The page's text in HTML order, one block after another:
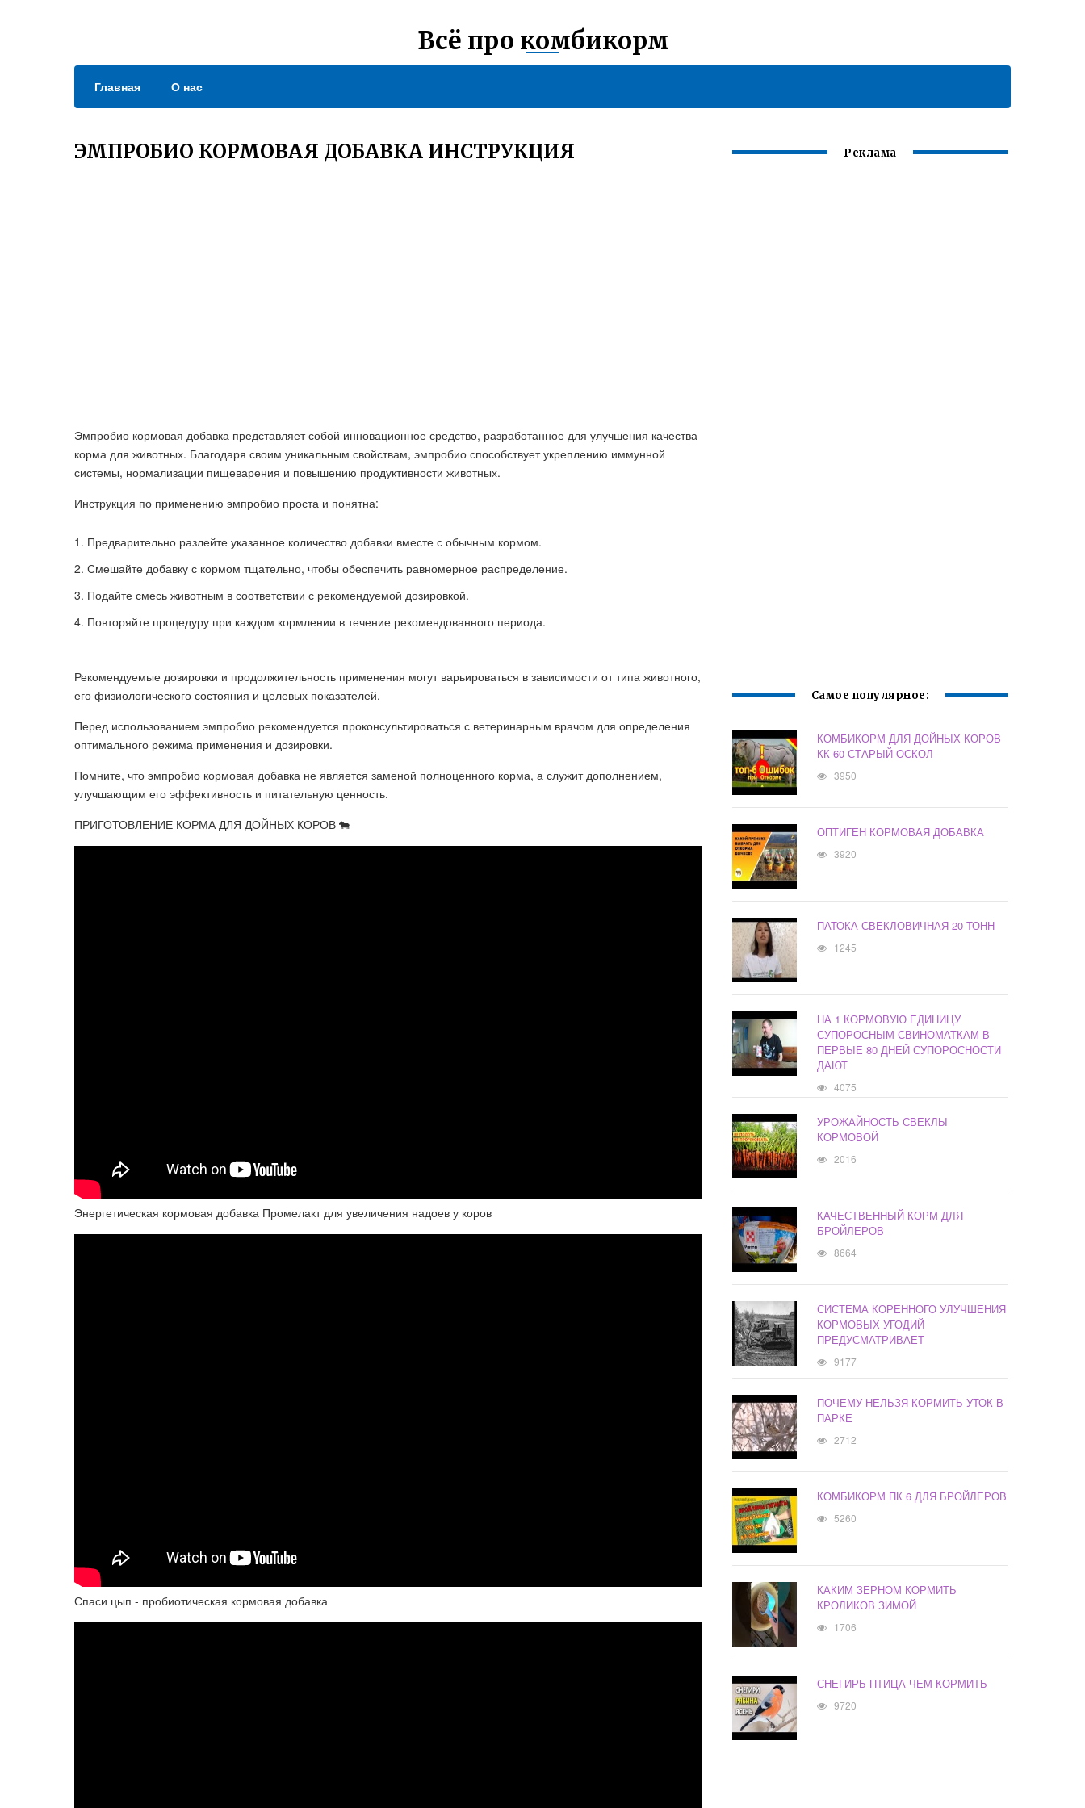
Всё про комбикорм
Главная О нас
ЭМПРОБИО КОРМОВАЯ ДОБАВКА ИНСТРУКЦИЯ
Эмпробио кормовая добавка представляет собой инновационное средство, разработанное для улучшения качества
корма для животных. Благодаря своим уникальным свойствам, эмпробио способствует укреплению иммунной
системы, нормализации пищеварения и повышению продуктивности животных.
Инструкция по применению эмпробио проста и понятна:
Предварительно разлейте указанное количество добавки вместе с обычным кормом.
Смешайте добавку с кормом тщательно, чтобы обеспечить равномерное распределение.
Подайте смесь животным в соответствии с рекомендуемой дозировкой.
Повторяйте процедуру при каждом кормлении в течение рекомендованного периода.
Рекомендуемые дозировки и продолжительность применения могут варьироваться в зависимости от типа животного,
его физиологического состояния и целевых показателей.
Перед использованием эмпробио рекомендуется проконсультироваться с ветеринарным врачом для определения
оптимального режима применения и дозировки.
Помните, что эмпробио кормовая добавка не является заменой полноценного корма, а служит дополнением,
улучшающим его эффективность и питательную ценность.
ПРИГОТОВЛЕНИЕ КОРМА ДЛЯ ДОЙНЫХ КОРОВ 🐄
Энергетическая кормовая добавка Промелакт для увеличения надоев у коров
Спаси цып - пробиотическая кормовая добавка
Реклама
Самое популярное:
КОМБИКОРМ ДЛЯ ДОЙНЫХ КОРОВ
КК-60 СТАРЫЙ ОСКОЛ
3950
ОПТИГЕН КОРМОВАЯ ДОБАВКА
3920
ПАТОКА СВЕКЛОВИЧНАЯ 20 ТОНН
1245
НА 1 КОРМОВУЮ ЕДИНИЦУ
СУПОРОСНЫМ СВИНОМАТКАМ В
ПЕРВЫЕ 80 ДНЕЙ СУПОРОСНОСТИ
ДАЮТ
4075
УРОЖАЙНОСТЬ СВЕКЛЫ
КОРМОВОЙ
2016
КАЧЕСТВЕННЫЙ КОРМ ДЛЯ
БРОЙЛЕРОВ
8664
СИСТЕМА КОРЕННОГО УЛУЧШЕНИЯ
КОРМОВЫХ УГОДИЙ
ПРЕДУСМАТРИВАЕТ
9177
ПОЧЕМУ НЕЛЬЗЯ КОРМИТЬ УТОК В
ПАРКЕ
2712
КОМБИКОРМ ПК 6 ДЛЯ БРОЙЛЕРОВ
5260
КАКИМ ЗЕРНОМ КОРМИТЬ
КРОЛИКОВ ЗИМОЙ
1706
СНЕГИРЬ ПТИЦА ЧЕМ КОРМИТЬ
9720